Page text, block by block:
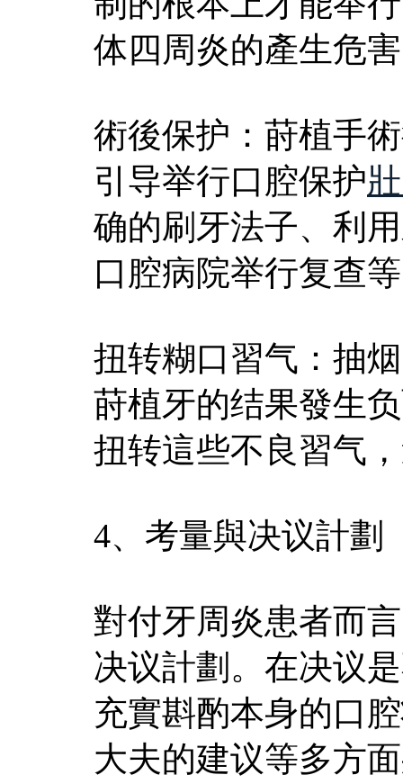
体四周炎的產生危
術後保护：莳植手
引导举行口腔保护
确的刷牙法子、利
口腔病院举行复查
扭转糊口習气：抽
莳植牙的结果發生
扭转這些不良習气
4、考量與决议計劃
對付牙周炎患者而
决议計劃。在决议
充實斟酌本身的口
大夫的建议等多方